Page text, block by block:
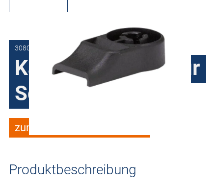
3080-7085-02-01
Kabelbandhalter für
Schweißbolzen
zum Merkzettel hinzufügen
Produktbeschreibung